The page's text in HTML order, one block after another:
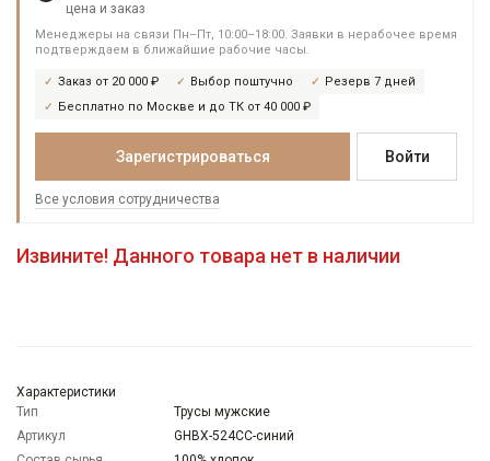
цена и заказ
Менеджеры на связи Пн–Пт, 10:00–18:00. Заявки в нерабочее время
подтверждаем в ближайшие рабочие часы.
Заказ от 20 000 ₽ Выбор поштучно
Резерв 7 дней
Бесплатно по Москве и до ТК от 40 000 ₽
Зарегистрироваться Войти
Все условия сотрудничества
Извините! Данного товара нет в наличии
Характеристики
Тип
Трусы мужские
Артикул
GHBX-524CC-синий